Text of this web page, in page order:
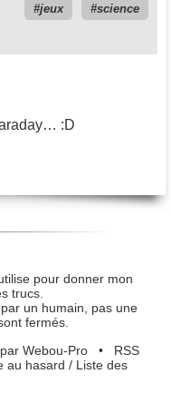
jeux
science
:D
pour donner mon
trucs.
un humain, pas une
fermés.
Webou-Pro• RSS
au hasard / Liste des